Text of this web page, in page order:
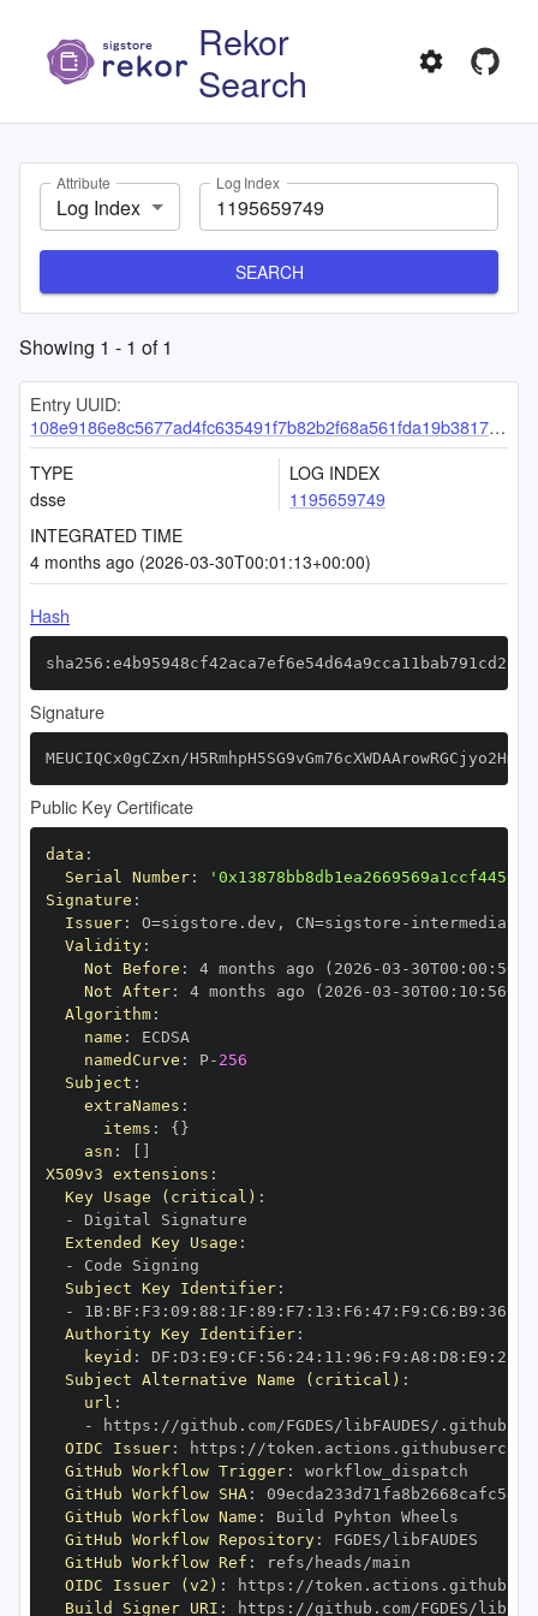
Rekor
Search
Attribute
Log Index
Log Index
SEARCH
Showing 1 - 1 of1
Entry UUID:
108e9186e8c5677ad4fc635491f7b82b2f68a561fda19b3817385a7b3ade34312aebea6b7aa58348
TYPE
dsse
LOG INDEX
1195659749
INTEGRATED TIME
4 months ago (2026-03-30T00:01:13+00:00)
Hash
Signature
MEUCIQCx0gCZxn/
Public Key Certificate
data :
Serial Number:
Signature :
Issuer: O=sigstore.dev , CN=sigstore -
Validity:
Not Before : 4 months ago (2026 -03 - 30T00 : 00 :
Not After: 4 months ago (2026 -03 - 30T00 : 10 : 56+00
Algorithm:
name :
namedCurve : P- 256
Subject :
extraNames :
items : { }
asn :
X509v3 extensions :
Key Usage (critical) :
-
Extended Key Usage :
-
Subject Key Identifier:
-
1B: BF : F3 : 09 : 88 : 1F : 89 : F7 : 13 : F6 : 47 : F9 : C6 : B9 : 36
Authority Key Identifier:
keyid : DF : D3 : E9 : CF : 56 : 24: 11 : 96 : F9 : A8 : D8 : E9 : 28
Subject Alternative Name (critical) :
url :
-
https :
OIDC Issuer: https :
GitHub Workflow Trigger:
GitHub Workflow SHA:
GitHub Workflow Name :
GitHub Workflow Repository:
GitHub Workflow Ref :
OIDC Issuer (v2) : https :
Build Signer URI : https :